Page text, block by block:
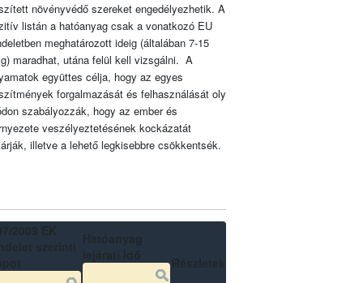
növényvédő szereket engedélyezhetik. A
listán a hatóanyag csak a vonatkozó EU
meghatározott ideig (általában 7-15
maradhat, utána felül kell vizsgálni. A
együttes célja, hogy az egyes
forgalmazását és felhasználását oly
szabályozzák, hogy az ember és
veszélyeztetésének kockázatát
illetve a lehető legkisebbre csökkentsék.